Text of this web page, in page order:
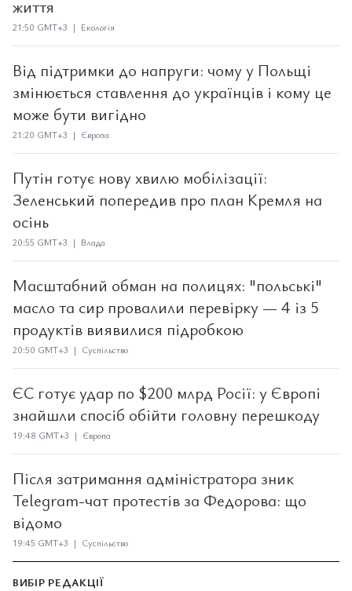
життя
21:50 GMT+3 | Екологія
Від підтримки до напруги: чому у Польщі
змінюється ставлення до українців і кому це
може бути вигідно
21:20 GMT+3 | Європа
Путін готує нову хвилю мобілізації:
Зеленський попередив про план Кремля на
осінь
20:55 GMT+3 | Влада
Масштабний обман на полицях: "польські"
масло та сир провалили перевірку — 4 із 5
продуктів виявилися підробкою
20:50 GMT+3 | Суспільство
ЄС готує удар по $200 млрд Росії: у Європі
знайшли спосіб обійти головну перешкоду
19:48 GMT+3 | Європа
Після затримання адміністратора зник
Telegram-чат протестів за Федорова: що
відомо
19:45 GMT+3 | Суспільство
ВИБІР РЕДАКЦІЇ